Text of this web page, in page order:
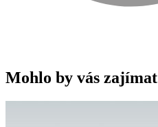
Mohlo by vás zajímat